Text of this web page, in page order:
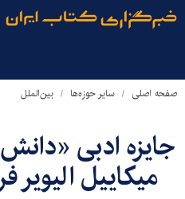
صفحه اصلی سایر حوزه‌ها بین‌الملل
جایزه ادبی
میکاییل الیویر